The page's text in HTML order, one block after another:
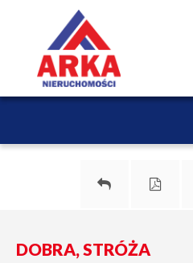
DOBRA, STRÓŻA